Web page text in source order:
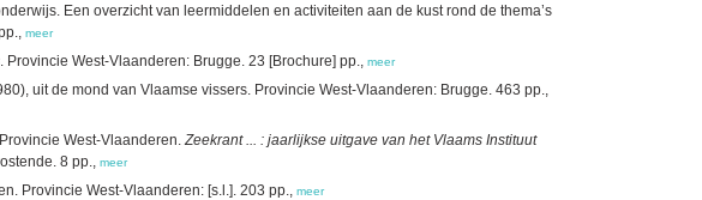
Een overzicht van leermiddelen en activiteiten aan de kust rond de thema’s
meer
. Provincie West-Vlaanderen: Brugge. 23 [Brochure] pp., meer
uit de mond van Vlaamse vissers. Provincie West-Vlaanderen: Brugge. 463 pp.,
West-Vlaanderen.Zeekrant ... : jaarlijkse uitgave van het Vlaams Instituut
8 pp., meer
Provincie West-Vlaanderen: [s.l.]. 203 pp., meer